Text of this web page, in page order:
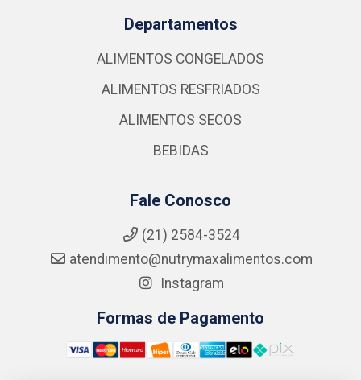
Departamentos
ALIMENTOS CONGELADOS
ALIMENTOS RESFRIADOS
ALIMENTOS SECOS
BEBIDAS
Fale Conosco
(21) 2584-3524
atendimento@nutrymaxalimentos.com
Instagram
Formas de Pagamento